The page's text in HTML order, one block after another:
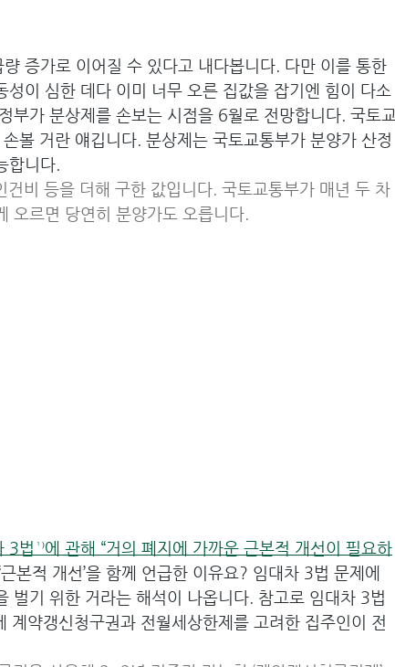
증가로 이어질 수 있다고 내다봅니다. 다만 이를 통한
이 심한 데다 이미 너무 오른 집값을 잡기엔 힘이 다소
부가 분상제를 손보는 시점을 6월로 전망합니다. 국토교
볼 거란 얘깁니다. 분상제는 국토교통부가 분양가 산정
합니다.
건비 등을 더해 구한 값입니다. 국토교통부가 매년 두 차
오르면 당연히 분양가도 오릅니다.
법¹⁾에 관해 “거의 폐지에 가까운 근본적 개선이 필요하
근본적 개선’을 함께 언급한 이유요? 임대차 3법 문제에
벌기 위한 거라는 해석이 나옵니다. 참고로 임대차 3법
약갱신청구권과 전월세상한제를 고려한 집주인이 전